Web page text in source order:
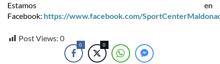
Estamos en
Facebook: https://www.facebook.com/
Post Views: 0
0 0